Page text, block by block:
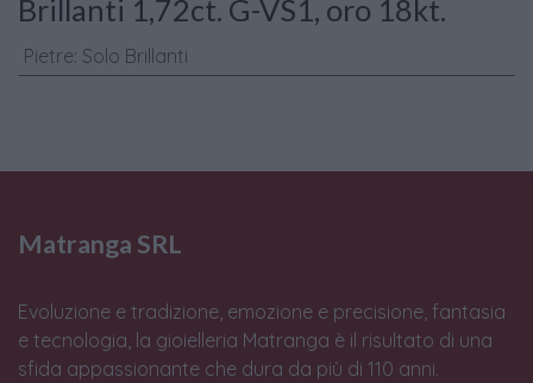
Brillanti 1,72ct. G-VS1, oro 18kt.
Pietre: Solo Brillanti
Matranga SRL
Evoluzione e tradizione, emozione e precisione, fantasia
e tecnologia, la gioielleria Matranga è il risultato di una
sfida appassionante che dura da più di 110 anni.